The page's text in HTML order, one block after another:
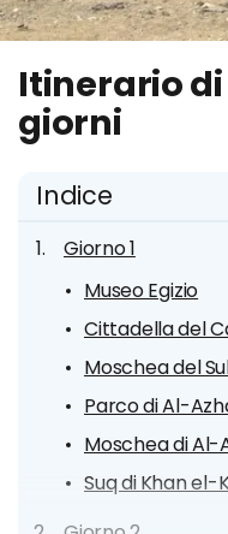
Itinerario di
giorni
Indice
Giorno 1
Museo Egizio
Cittadella del
Moschea del
Parco di Al-
Moschea di Al-
Suq di Khan el-